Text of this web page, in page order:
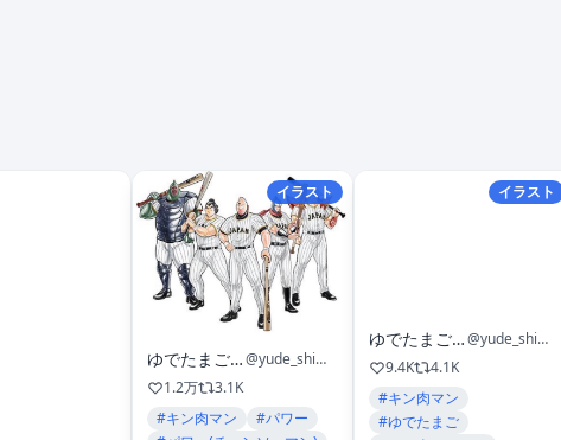
イラスト
ゆでたまご嶋田
@yude_shimada
1.2万
3.1K
#キン肉マン
#パワー
イラスト
ゆでたまご嶋田
@yude_shimada
9.4K
4.1K
#キン肉マン
#ゆでたまご